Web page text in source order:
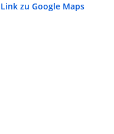
Link zu Google Maps